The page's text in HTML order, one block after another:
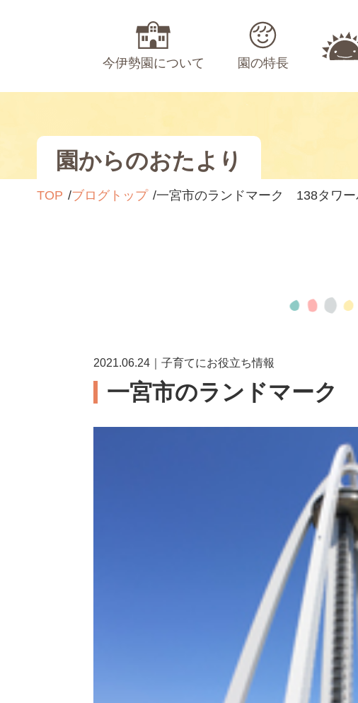
今伊勢園について 園の特長
園からのおたより
TOP ブログトップ 一宮市のランドマーク 138タワー
2021.06.24｜子育てにお役立ち情報
一宮市のランドマーク